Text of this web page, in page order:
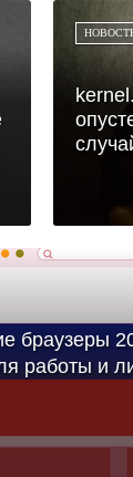
браузеры
работы и